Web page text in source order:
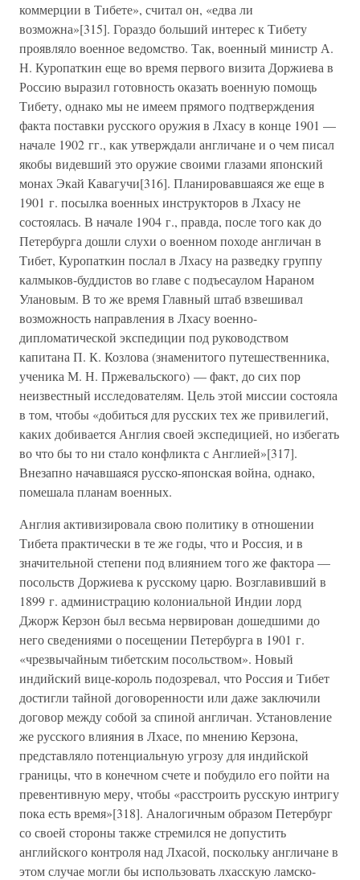
коммерции в Тибете», считал он, «едва ли
возможна»[315]. Гораздо больший интерес к Тибету
проявляло военное ведомство. Так, военный министр А.
Н. Куропаткин еще во время первого визита Доржиева в
Россию выразил готовность оказать военную помощь
Тибету, однако мы не имеем прямого подтверждения
факта поставки русского оружия в Лхасу в конце 1901 —
начале 1902 гг., как утверждали англичане и о чем писал
якобы видевший это оружие своими глазами японский
монах Экай Кавагучи[316]. Планировавшаяся же еще в
1901 г. посылка военных инструкторов в Лхасу не
состоялась. В начале 1904 г., правда, после того как до
Петербурга дошли слухи о военном походе англичан в
Тибет, Куропаткин послал в Лхасу на разведку группу
калмыков-буддистов во главе с подъесаулом Нараном
Улановым. В то же время Главный штаб взвешивал
возможность направления в Лхасу военно-
дипломатической экспедиции под руководством
капитана П. К. Козлова (знаменитого путешественника,
ученика М. Н. Пржевальского) — факт, до сих пор
неизвестный исследователям. Цель этой миссии состояла
в том, чтобы «добиться для русских тех же привилегий,
каких добивается Англия своей экспедицией, но избегать
во что бы то ни стало конфликта с Англией»[317].
Внезапно начавшаяся русско-японская война, однако,
помешала планам военных.
Англия активизировала свою политику в отношении
Тибета практически в те же годы, что и Россия, и в
значительной степени под влиянием того же фактора —
посольств Доржиева к русскому царю. Возглавивший в
1899 г. администрацию колониальной Индии лорд
Джорж Керзон был весьма нервирован дошедшими до
него сведениями о посещении Петербурга в 1901 г.
«чрезвычайным тибетским посольством». Новый
индийский вице-король подозревал, что Россия и Тибет
достигли тайной договоренности или даже заключили
договор между собой за спиной англичан. Установление
же русского влияния в Лхасе, по мнению Керзона,
представляло потенциальную угрозу для индийской
границы, что в конечном счете и побудило его пойти на
превентивную меру, чтобы «расстроить русскую интригу
пока есть время»[318]. Аналогичным образом Петербург
со своей стороны также стремился не допустить
английского контроля над Лхасой, поскольку англичане в
этом случае могли бы использовать лхасскую ламско-